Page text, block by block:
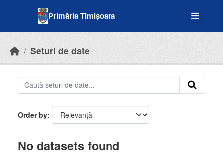
Primăria Timișoara
Seturi de date
Order by
No datasets found